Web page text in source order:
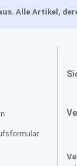
Alle Artikel,